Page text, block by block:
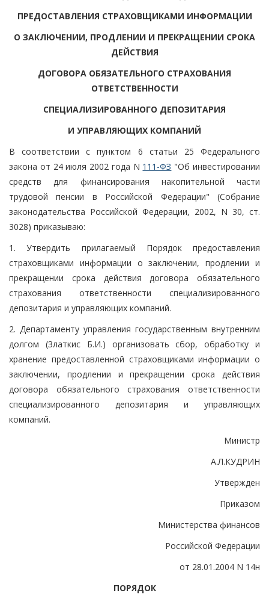
ПРЕДОСТАВЛЕНИЯ СТРАХОВЩИКАМИ ИНФОРМАЦИИ
О ЗАКЛЮЧЕНИИ, ПРОДЛЕНИИ И ПРЕКРАЩЕНИИ СРОКА
ДЕЙСТВИЯ
ДОГОВОРА ОБЯЗАТЕЛЬНОГО СТРАХОВАНИЯ
ОТВЕТСТВЕННОСТИ
СПЕЦИАЛИЗИРОВАННОГО ДЕПОЗИТАРИЯ
И УПРАВЛЯЮЩИХ КОМПАНИЙ
В соответствии с пунктом 6 статьи 25 Федерального
закона от 24 июля 2002 года N 111-ФЗ "Об инвестировании
средств для финансирования накопительной части
трудовой пенсии в Российской Федерации" (Собрание
законодательства Российской Федерации, 2002, N 30, ст.
3028) приказываю:
1. Утвердить прилагаемый Порядок предоставления
страховщиками информации о заключении, продлении и
прекращении срока действия договора обязательного
страхования ответственности специализированного
депозитария и управляющих компаний.
2. Департаменту управления государственным внутренним
долгом (Златкис Б.И.) организовать сбор, обработку и
хранение предоставленной страховщиками информации о
заключении, продлении и прекращении срока действия
договора обязательного страхования ответственности
специализированного депозитария и управляющих
компаний.
Министр
А.Л.КУДРИН
Утвержден
Приказом
Министерства финансов
Российской Федерации
от 28.01.2004 N 14н
ПОРЯДОК